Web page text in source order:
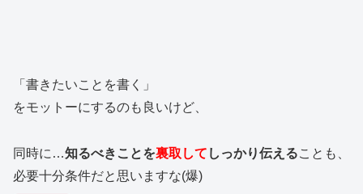
「書きたいことを書く」
をモットーにするのも良いけど、
同時に…知るべきことを裏取して しっかり伝えることも、
必要十分条件だと思いますな(爆)